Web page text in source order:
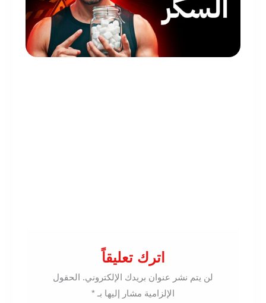
اترك تعليقاً
لن يتم نشر عنوان بريدك الإلكتروني.
الحقول
الإلزامية مشار إليها بـ *